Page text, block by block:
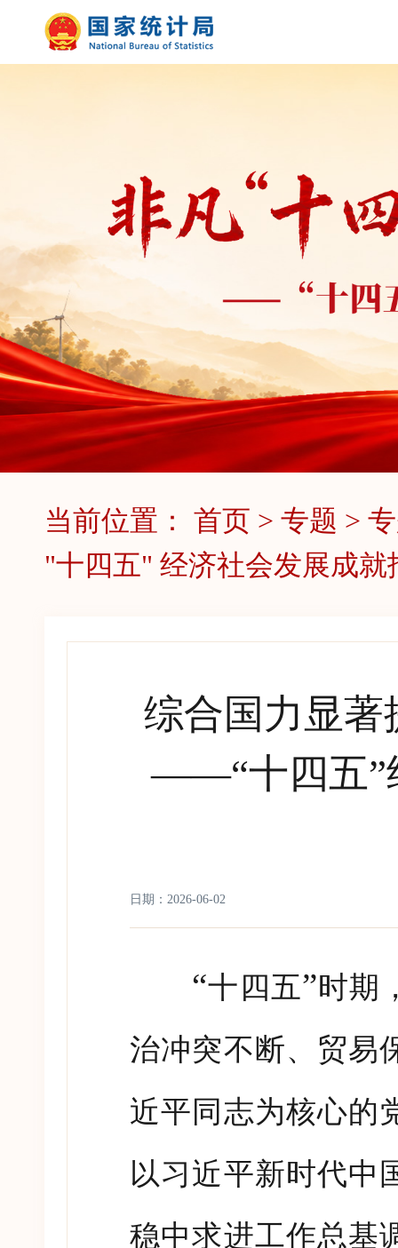
当前位置： 首页 > 专题 >
"十四五" 经济社会发展成就
综合国力显著
——“十四五”
日期：2026-06-02
“十四五”时期
治冲突不断、贸易
近平同志为核心的
以习近平新时代中
稳中求进工作总基